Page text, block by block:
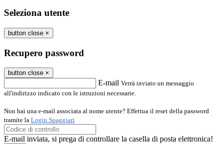
Seleziona utente
button close ×
Recupero password
button close ×
E-mail Verrà inviato un messaggio
all'indirizzo indicato con le istruzioni necessarie.
Non hai una e-mail associata al nome utente? Effettua il reset della password
tramite la Login Spaggiari
E-mail inviata, si prega di controllare la casella di posta elettronica!